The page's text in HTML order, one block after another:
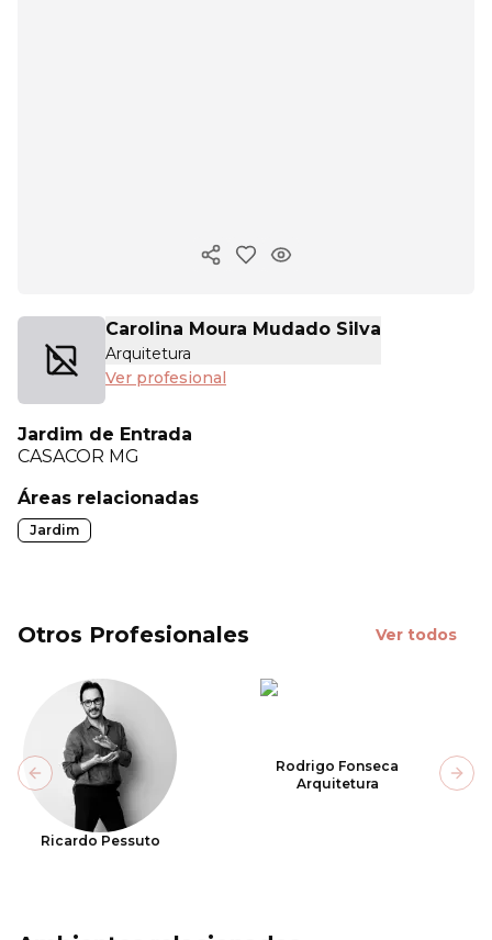
Copiar enlace
Carolina Moura Mudado Silva
Arquitetura
Ver profesional
Jardim de Entrada
CASACOR MG
Áreas relacionadas
Jardim
Otros Profesionales Ver todos
Ricardo Pessuto
Rodrigo Fonseca
Arquitetura
Previous slide